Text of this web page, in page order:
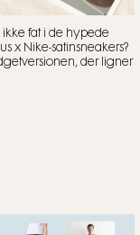
ikke fat i de hypede
x Nike-satinsneakers?
der ligner